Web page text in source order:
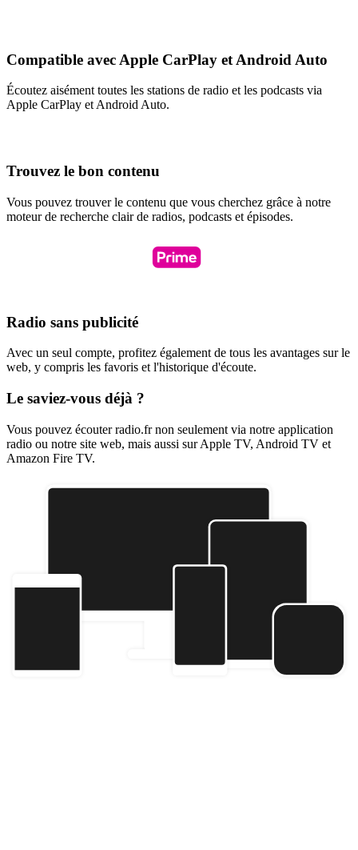
Compatible avec Apple CarPlay et Android Auto
Écoutez aisément toutes les stations de radio et les podcasts via
Apple CarPlay et Android Auto.
Trouvez le bon contenu
Vous pouvez trouver le contenu que vous cherchez grâce à notre
moteur de recherche clair de radios, podcasts et épisodes.
Radio sans publicité
Avec un seul compte, profitez également de tous les avantages sur le
web, y compris les favoris et l'historique d'écoute.
Le saviez-vous déjà ?
Vous pouvez écouter radio.fr non seulement via notre application
radio ou notre site web, mais aussi sur Apple TV, Android TV et
Amazon Fire TV.